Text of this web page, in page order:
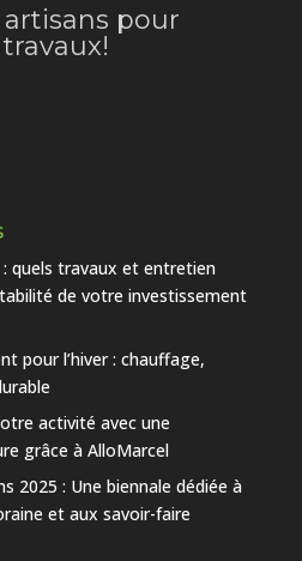
pour
quels travaux et entretien
de votre investissement
pour l’hiver : chauffage,
activité avec une
grâce à AlloMarcel
2025 : Une biennale dédiée à
et aux savoir-faire